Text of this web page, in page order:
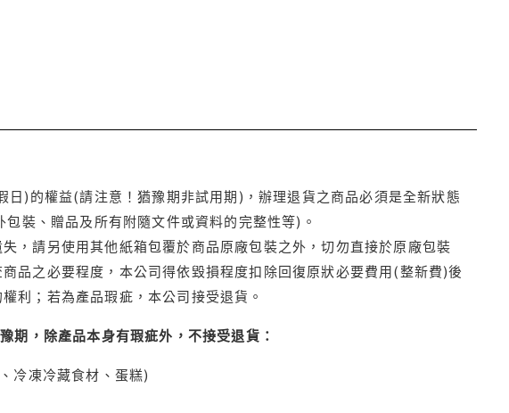
)的權益(請注意！猶豫期非試用期)，辦理退貨之商品必須是全新狀態
裝、贈品及所有附隨文件或資料的完整性等)。
，請另使用其他紙箱包覆於商品原廠包裝之外，切勿直接於原廠包裝
品之必要程度，本公司得依毀損程度扣除回復原狀必要費用(整新費)後
利；若為產品瑕疵，本公司接受退貨。
期，除產品本身有瑕疵外，不接受退貨：
冷凍冷藏食材、蛋糕)